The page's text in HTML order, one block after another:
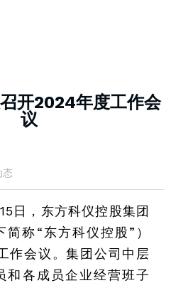
开2024年度工作会
议
态
日，东方科仪控股集团
称“东方科仪控股”）
作会议。集团公司中层
和各成员企业经营班子